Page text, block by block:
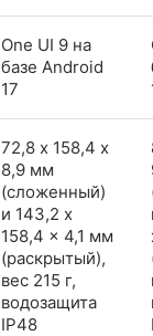
One UI 9 на
базе Android
17
72,8 х 158,4 х
8,9 мм
(сложенный)
и 143,2 x
158,4 x 4,1 мм
(раскрытый),
вес 215 г,
водозащита
IP48